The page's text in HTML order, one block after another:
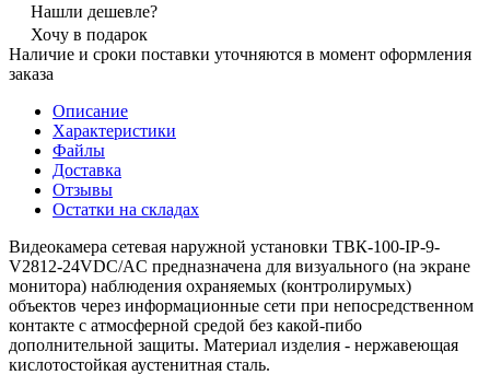
Нашли дешевле?
Хочу в подарок
Наличие и сроки поставки уточняются в момент оформления
заказа
Описание
Характеристики
Файлы
Доставка
Отзывы
Остатки на складах
Видеокамера сетевая наружной установки ТВК-100-IP-9-
V2812-24VDC/AC предназначена для визуального (на экране
монитора) наблюдения охраняемых (контролирумых)
объектов через информационные сети при непосредственном
контакте с атмосферной средой без какой-пибо
дополнительной защиты. Материал изделия - нержавеющая
кислотостойкая аустенитная сталь.